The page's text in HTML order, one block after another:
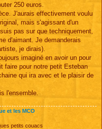
250 euros.
J'aurais effectivement voulu
mais s'agissant d'un
pas sur que techniquement,
d'aimant. Je demanderais
je dirais).
imaginé en avoir un pour
faire pour notre petit Esteban
qui ira avec et le plaisir de
l'ensemble.
et les MCO
petits couacs